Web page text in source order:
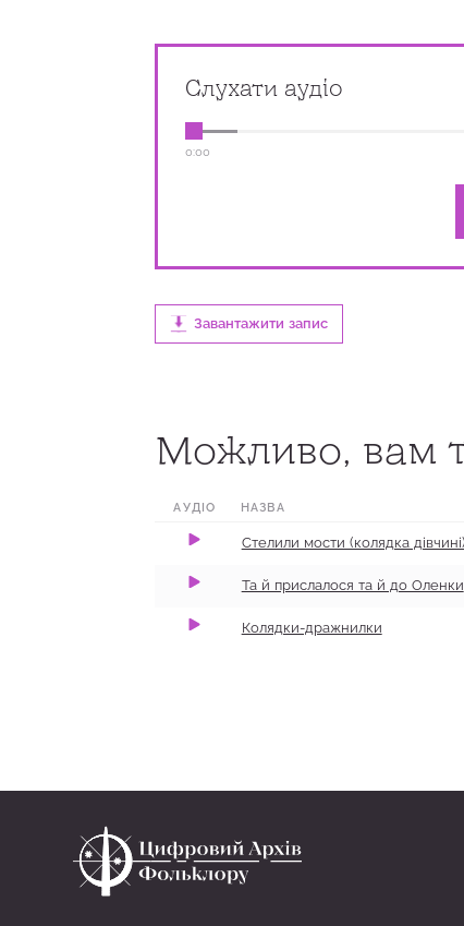
Слухати аудіо
0:00
Завантажити запис
Можливо, вам
АУДІО НАЗВА
Стелили мости (колядка дівчині)
Та й прислалося та й до Оленки
Колядки-дражнилки